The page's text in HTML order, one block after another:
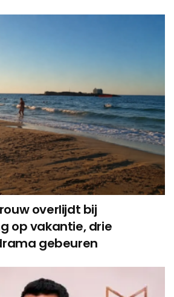
overlijdt bij
op vakantie, drie
gebeuren